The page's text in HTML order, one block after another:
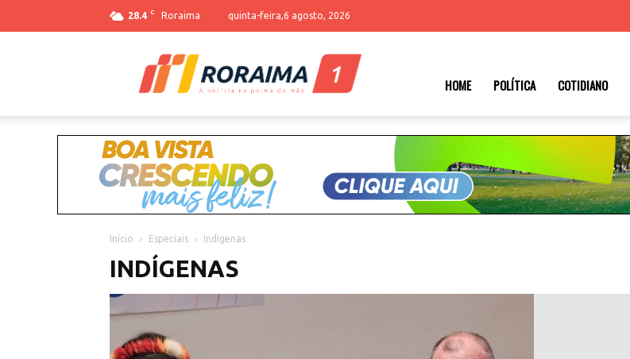
28.4 C Roraima quinta-feira,6 agosto, 2026
HOME POLÍTICA COTIDIANO
Início Especiais Indígenas
INDÍGENAS